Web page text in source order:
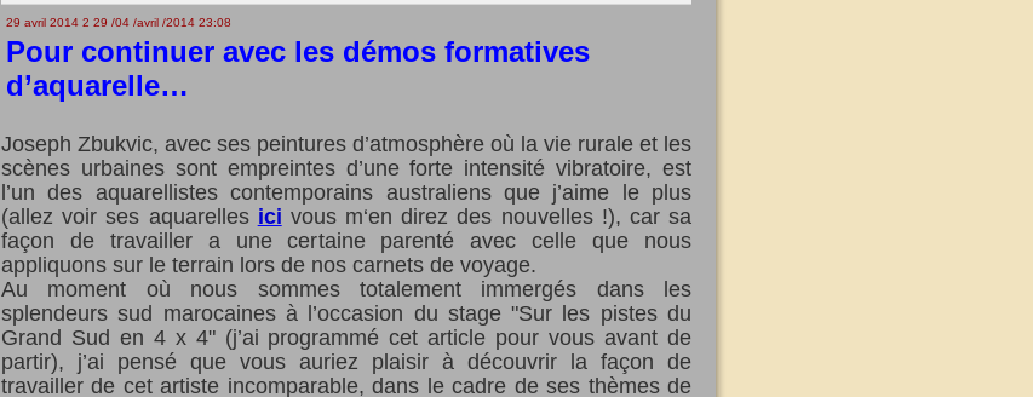
29 avril 2014 2 29 /04 /avril /2014 23:08
Pour continuer avec les démos formatives
d’aquarelle…
Joseph Zbukvic, avec ses peintures d’atmosphère où la vie rurale et les
scènes urbaines sont empreintes d’une forte intensité vibratoire, est
l’un des aquarellistes contemporains australiens que j’aime le plus
(allez voir ses aquarelles ici vous m‘en direz des nouvelles !), car sa
façon de travailler a une certaine parenté avec celle que nous
appliquons sur le terrain lors de nos carnets de voyage.
Au moment où nous sommes totalement immergés dans les
splendeurs sud marocaines à l’occasion du stage "Sur les pistes du
Grand Sud en 4 x 4" (j’ai programmé cet article pour vous avant de
partir), j’ai pensé que vous auriez plaisir à découvrir la façon de
travailler de cet artiste incomparable, dans le cadre de ses thèmes de